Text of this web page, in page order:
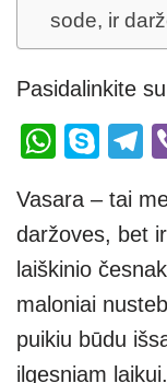
sode, ir
Pasidalinkite
W
at
s
A
p
p
S
p
e
T
e
a
Vasara – tai
daržoves, bet
laiškinio
maloniai
puikiu būdu
ilgesniam